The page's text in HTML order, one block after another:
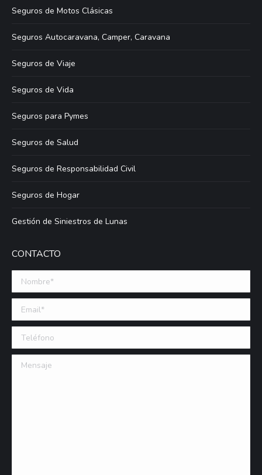
Seguros de Motos Clásicas
Seguros Autocaravana, Camper, Caravana
Seguros de Viaje
Seguros de Vida
Seguros para Pymes
Seguros de Salud
Seguros de Responsabilidad Civil
Seguros de Hogar
Gestión de Siniestros de Lunas
CONTACTO
Nombre *
Email (requerido)
Teléfono
Mensaje